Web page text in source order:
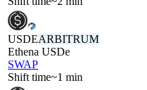
USDEARBITRUM
Ethena USDe
SWAP
Shift time~1 min